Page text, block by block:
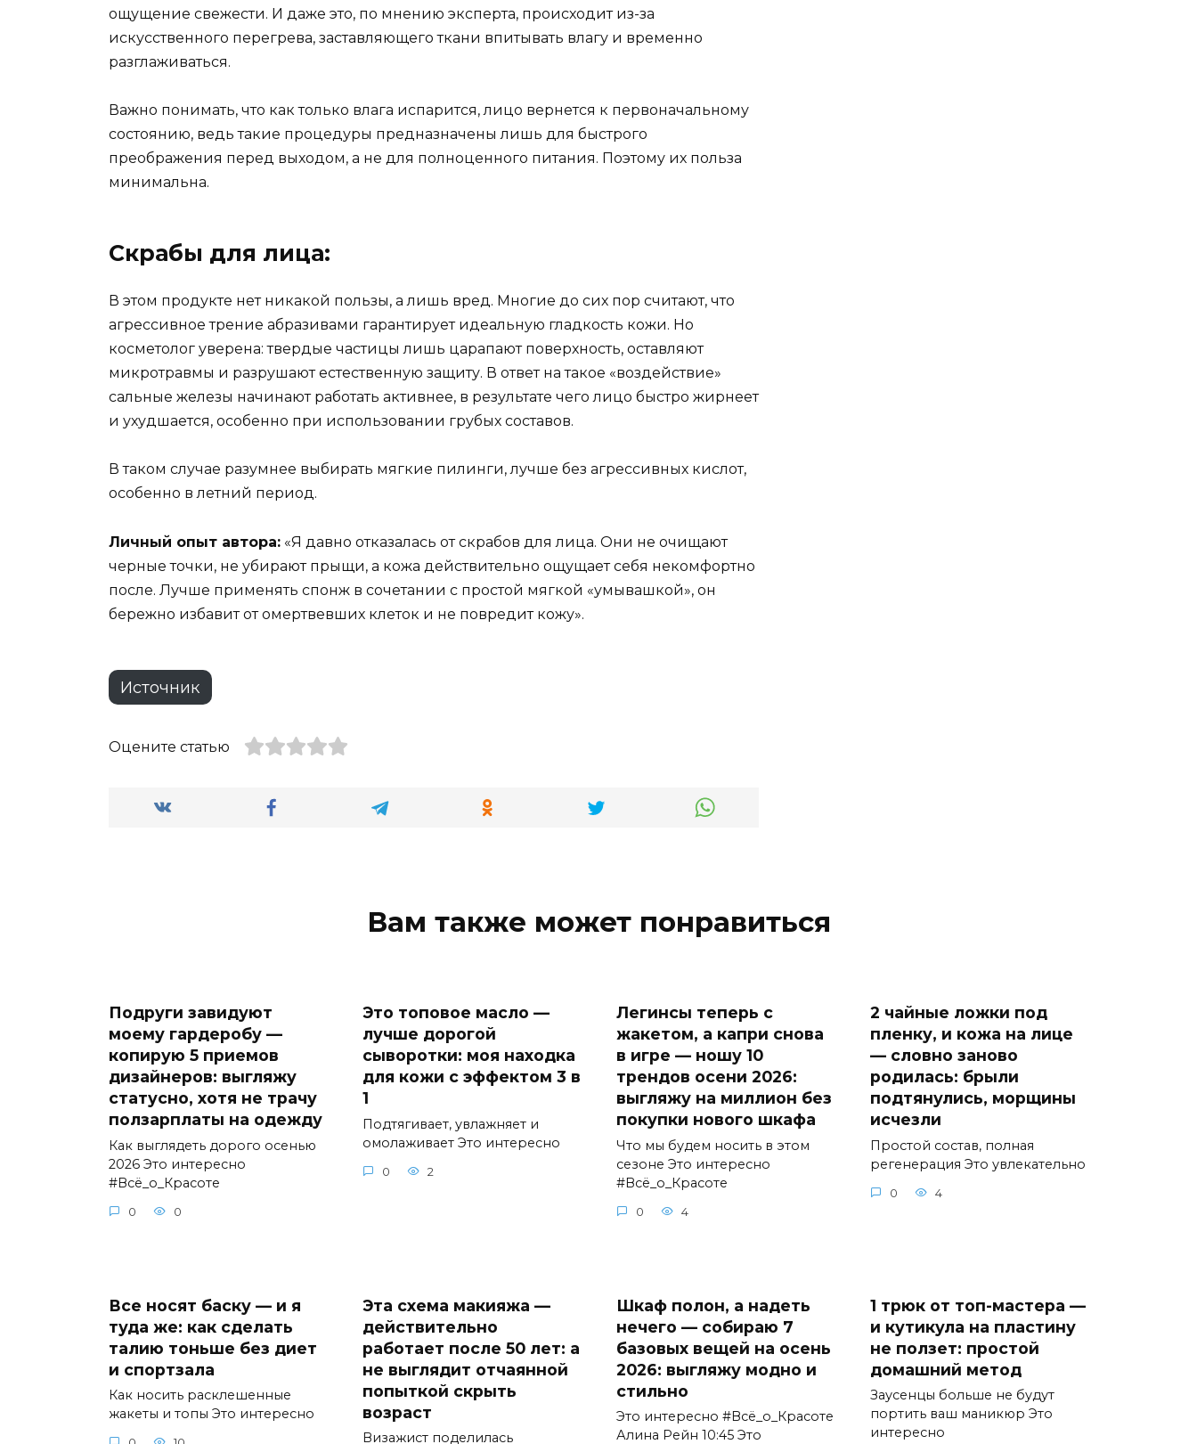
ощущение свежести. И даже это, по мнению эксперта, происходит из-за
искусственного перегрева, заставляющего ткани впитывать влагу и временно
разглаживаться.
Важно понимать, что как только влага испарится, лицо вернется к первоначальному
состоянию, ведь такие процедуры предназначены лишь для быстрого
преображения перед выходом, а не для полноценного питания. Поэтому их польза
минимальна.
Скрабы для лица:
В этом продукте нет никакой пользы, а лишь вред. Многие до сих пор считают, что
агрессивное трение абразивами гарантирует идеальную гладкость кожи. Но
косметолог уверена: твердые частицы лишь царапают поверхность, оставляют
микротравмы и разрушают естественную защиту. В ответ на такое «воздействие»
сальные железы начинают работать активнее, в результате чего лицо быстро жирнеет
и ухудшается, особенно при использовании грубых составов.
В таком случае разумнее выбирать мягкие пилинги, лучше без агрессивных кислот,
особенно в летний период.
Личный опыт автора: «Я давно отказалась от скрабов для лица. Они не очищают
черные точки, не убирают прыщи, а кожа действительно ощущает себя некомфортно
после. Лучше применять спонж в сочетании с простой мягкой «умывашкой», он
бережно избавит от омертвевших клеток и не повредит кожу».
Источник
Оцените статью
Вам также может понравиться
Подруги завидуют
моему гардеробу —
копирую 5 приемов
дизайнеров: выгляжу
статусно, хотя не трачу
ползарплаты на одежду
Как выглядеть дорого осенью
2026 Это интересно
#Всё_о_Красоте
0 0
Это топовое масло —
лучше дорогой
сыворотки: моя находка
для кожи с эффектом 3 в
1
Подтягивает, увлажняет и
омолаживает Это интересно
0 2
Легинсы теперь с
жакетом, а капри снова
в игре — ношу 10
трендов осени 2026:
выгляжу на миллион без
покупки нового шкафа
Что мы будем носить в этом
сезоне Это интересно
#Всё_о_Красоте
0 4
2 чайные ложки под
пленку, и кожа на лице
— словно заново
родилась: брыли
подтянулись, морщины
исчезли
Простой состав, полная
регенерация Это увлекательно
0 4
Все носят баску — и я
туда же: как сделать
талию тоньше без диет
и спортзала
Как носить расклешенные
жакеты и топы Это интересно
Эта схема макияжа —
действительно
работает после 50 лет: а
не выглядит отчаянной
попыткой скрыть
возраст
Визажист поделилась
Шкаф полон, а надеть
нечего — собираю 7
базовых вещей на осень
2026: выгляжу модно и
стильно
Это интересно #Всё_о_Красоте
Алина Рейн 10:45 Это
1 трюк от топ-мастера —
и кутикула на пластину
не ползет: простой
домашний метод
Заусенцы больше не будут
портить ваш маникюр Это
интересно